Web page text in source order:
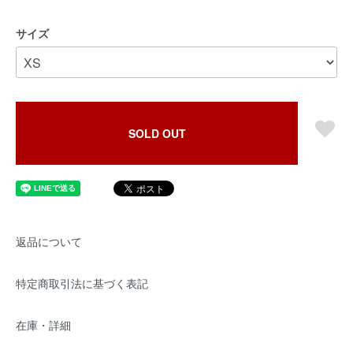
サイズ
SOLD OUT
返品について
特定商取引法に基づく表記
在庫・詳細